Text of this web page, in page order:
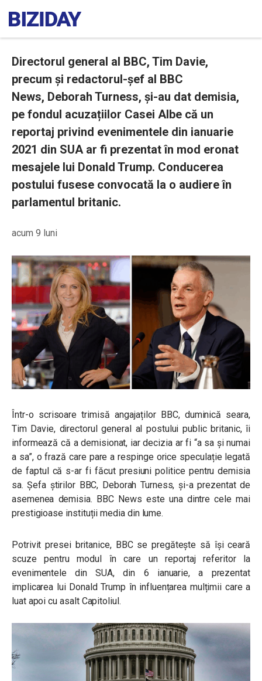
Directorul general al BBC, Tim Davie,
precum și redactorul-șef al BBC
News, Deborah Turness, și-au dat demisia,
pe fondul acuzațiilor Casei Albe că un
reportaj privind evenimentele din ianuarie
2021 din SUA ar fi prezentat în mod eronat
mesajele lui Donald Trump. Conducerea
postului fusese convocată la o audiere în
parlamentul britanic.
acum 9 luni
Într-o scrisoare trimisă angajaților BBC, duminică seara,
Tim Davie, directorul general al postului public britanic, îi
informează că a demisionat, iar decizia ar fi “a sa și numai
a sa”, o frază care pare a respinge orice speculație legată
de faptul că s-ar fi făcut presiuni politice pentru demisia
sa. Șefa știrilor BBC, Deborah Turness, și-a prezentat de
asemenea demisia. BBC News este una dintre cele mai
prestigioase instituții media din lume.
Potrivit presei britanice, BBC se pregătește să își ceară
scuze pentru modul în care un reportaj referitor la
evenimentele din SUA, din 6 ianuarie, a prezentat
implicarea lui Donald Trump în influențarea mulțimii care a
luat apoi cu asalt Capitoliul.